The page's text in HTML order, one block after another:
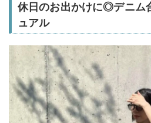
休日のお出かけに◎デニム
ュアル